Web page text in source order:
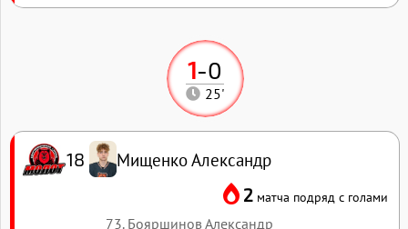
1-0
25'
18 Мищенко Александр
2 матча подряд с голами
73. Бояршинов Александр